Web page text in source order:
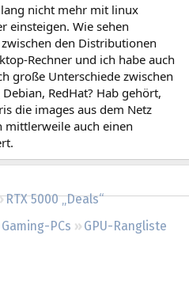
RTX 5000 „Deals“
PCs
GPU-Rangliste
nicht mehr mit linux
einsteigen. Wie sehen
den Distributionen
Rechner und ich habe auch
große Unterschiede zwischen
RedHat? Hab gehört,
die images aus dem Netz
mittlerweile auch einen